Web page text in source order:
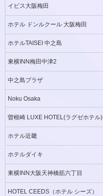
イビス大阪梅田
ホテル ドンルクール 大阪梅田
ホテルTAISEI 中之島
東横INN梅田中津2
中之島プラザ
Noku Osaka
曽根崎 LUXE HOTEL(ラグゼホテル)
ホテル近畿
ホテルダイキ
東横INN大阪天神橋筋六丁目
HOTEL CEEDS（ホテル シーズ）